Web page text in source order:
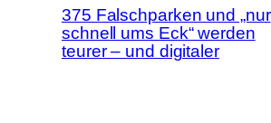
375 Falschparken und „nur
schnell ums Eck“ werden
teurer – und digitaler